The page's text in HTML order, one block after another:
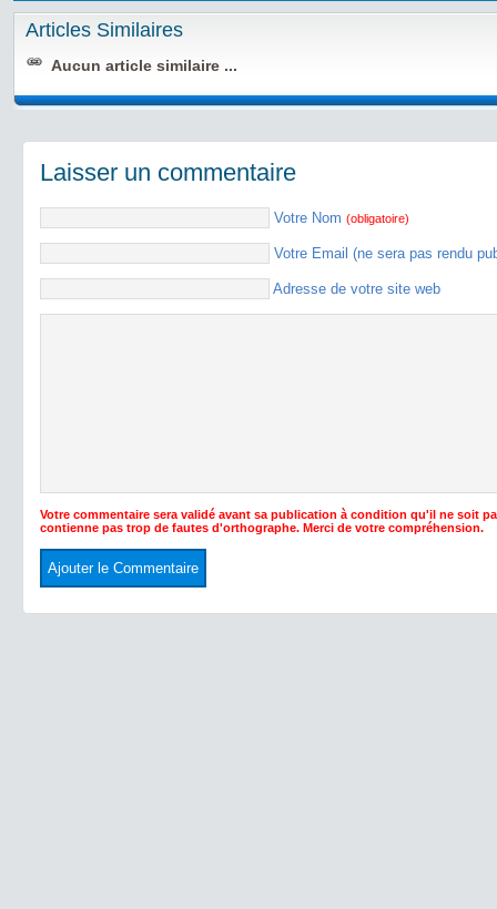
Articles Similaires
Aucun article similaire ...
Laisser un commentaire
Votre Nom (obligatoire)
Votre Email (ne sera pas rendu
Adresse de votre site web
Votre commentaire sera validé avant sa publication à condition qu'il ne soit
contienne pas trop de fautes d'orthographe. Merci de votre compréhension.